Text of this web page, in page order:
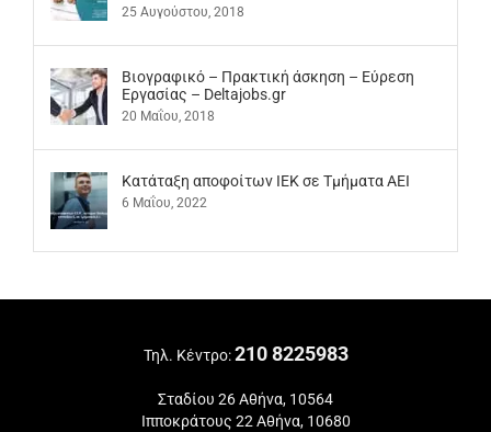
25 Αυγούστου, 2018
Βιογραφικό – Πρακτική άσκηση – Εύρεση
Εργασίας – Deltajobs.gr
20 Μαΐου, 2018
Kατάταξη αποφοίτων ΙΕΚ σε Τμήματα ΑΕΙ
6 Μαΐου, 2022
Τηλ. Κέντρο:210 8225983
Σταδίου 26 Αθήνα, 10564
Ιπποκράτους 22 Αθήνα, 10680